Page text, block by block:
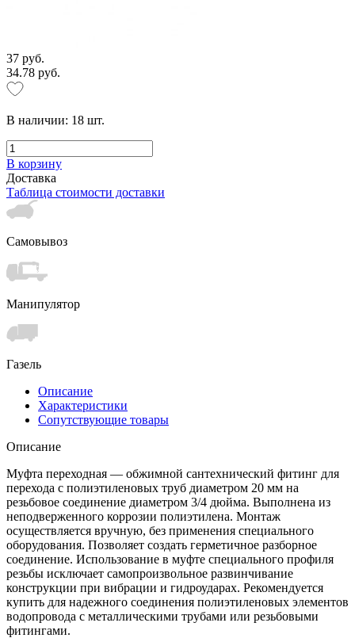
37 руб.
34.78 руб.
В наличии: 18 шт.
В корзину
Доставка
Таблица стоимости доставки
Самовывоз
Манипулятор
Газель
Описание
Характеристики
Сопутствующие товары
Описание
Муфта переходная — обжимной сантехнический фитинг для
перехода с полиэтиленовых труб диаметром 20 мм на
резьбовое соединение диаметром 3/4 дюйма. Выполнена из
неподверженного коррозии полиэтилена. Монтаж
осуществляется вручную, без применения специального
оборудования. Позволяет создать герметичное разборное
соединение. Использование в муфте специального профиля
резьбы исключает самопроизвольное развинчивание
конструкции при вибрации и гидроударах. Рекомендуется
купить для надежного соединения полиэтиленовых элементов
водопровода с металлическими трубами или резьбовыми
фитингами.